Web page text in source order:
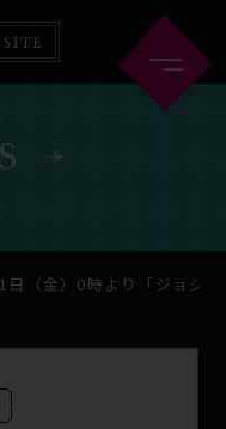
ABOUT
日（金）0時より「ジョジ